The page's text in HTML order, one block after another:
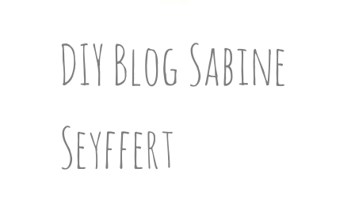
DIY Blog Sabine
Seyffert